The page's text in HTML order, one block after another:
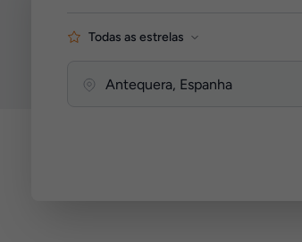
Todas as estrelas